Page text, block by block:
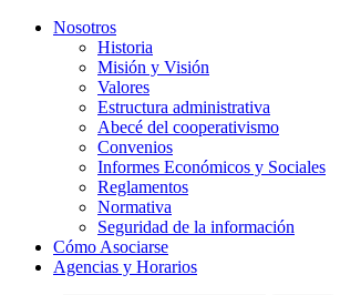
Nosotros
Historia
Misión y Visión
Valores
Estructura administrativa
Abecé del cooperativismo
Convenios
Informes Económicos y Sociales
Reglamentos
Normativa
Seguridad de la información
Cómo Asociarse
Agencias y Horarios